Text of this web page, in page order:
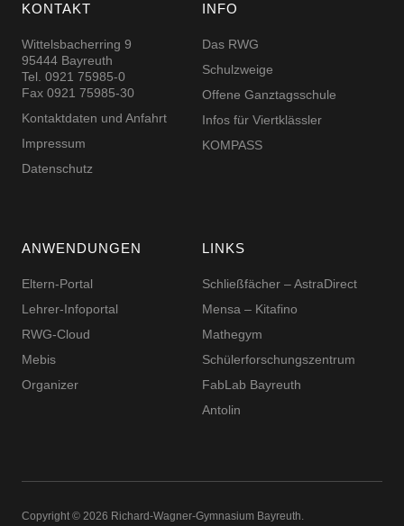
KONTAKT
Wittelsbacherring 9
95444 Bayreuth
Tel. 0921 75985-0
Fax 0921 75985-30
Kontaktdaten und Anfahrt
Impressum
Datenschutz
INFO
Das RWG
Schulzweige
Offene Ganztagsschule
Infos für Viertklässler
KOMPASS
ANWENDUNGEN
Eltern-Portal
Lehrer-Infoportal
RWG-Cloud
Mebis
Organizer
LINKS
Schließfächer – AstraDirect
Mensa – Kitafino
Mathegym
Schüler­for­schungs­zentrum
FabLab Bayreuth
Antolin
Copyright © 2026 Richard-​​Wagner-​​Gymnasium Bayreuth